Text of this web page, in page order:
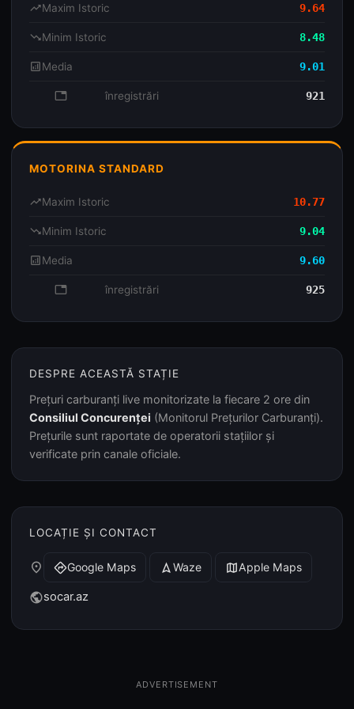
trending_upMaxim Istoric 9.64
trending_downMinim Istoric 8.48
analyticsMedia 9.01
database înregistrări 921
MOTORINA STANDARD
trending_upMaxim Istoric 10.77
trending_downMinim Istoric 9.04
analyticsMedia 9.60
database înregistrări 925
DESPRE ACEASTĂ STAȚIE
Prețuri carburanți live monitorizate la fiecare 2 ore din
Consiliul Concurenței (Monitorul Prețurilor Carburanți).
Prețurile sunt raportate de operatorii stațiilor și
verificate prin canale oficiale.
LOCAȚIE ȘI CONTACT
place directionsGoogle Maps navigation Waze mapApple Maps
publicsocar.az
ADVERTISEMENT